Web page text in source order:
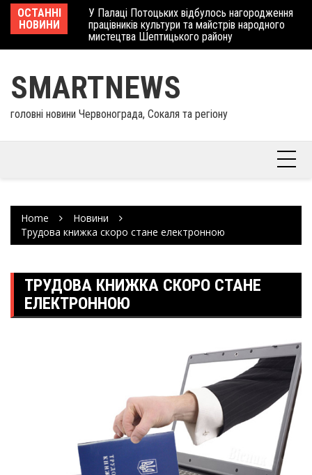
Skip
content
ОСТАННІ
НОВИНИ
У Палаці Потоцьких відбулось нагородження
працівників культури та майстрів народного
мистецтва Шептицького району
SMARTNEWS
головні новини Червонограда, Сокаля та регіону
Home
Новини
Трудова книжка скоро стане електронною
ТРУДОВА КНИЖКА СКОРО СТАНЕ
ЕЛЕКТРОННОЮ